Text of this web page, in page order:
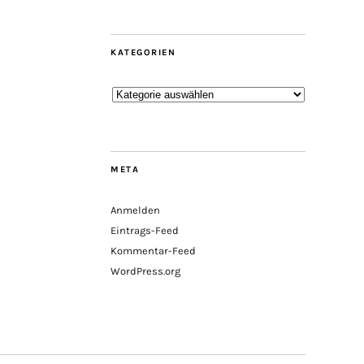
KATEGORIEN
Kategorien
META
Anmelden
Eintrags-Feed
Kommentar-Feed
WordPress.org